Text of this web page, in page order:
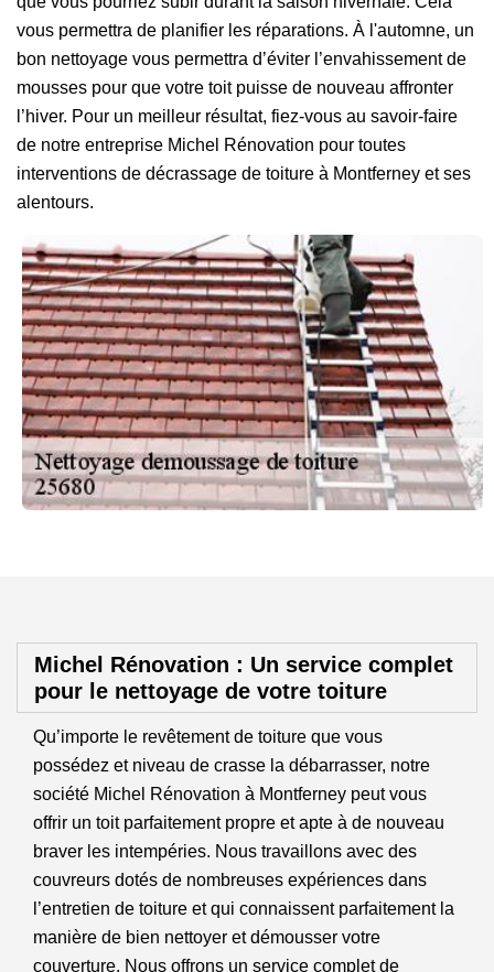
vous permettra de planifier les réparations. À l'automne, un
bon nettoyage vous permettra d’éviter l’envahissement de
mousses pour que votre toit puisse de nouveau affronter
l’hiver. Pour un meilleur résultat, fiez-vous au savoir-faire
de notre entreprise Michel Rénovation pour toutes
interventions de décrassage de toiture à Montferney et ses
alentours.
Michel Rénovation : Un service complet
pour le nettoyage de votre toiture
Qu’importe le revêtement de toiture que vous
possédez et niveau de crasse la débarrasser, notre
société Michel Rénovation à Montferney peut vous
offrir un toit parfaitement propre et apte à de nouveau
braver les intempéries. Nous travaillons avec des
couvreurs dotés de nombreuses expériences dans
l’entretien de toiture et qui connaissent parfaitement la
manière de bien nettoyer et démousser votre
couverture. Nous offrons un service complet de